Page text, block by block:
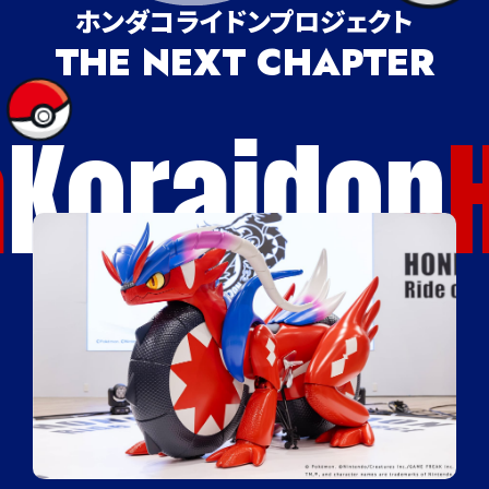
ホンダコライドンプロジェクト
THE NEXT CHAPTER